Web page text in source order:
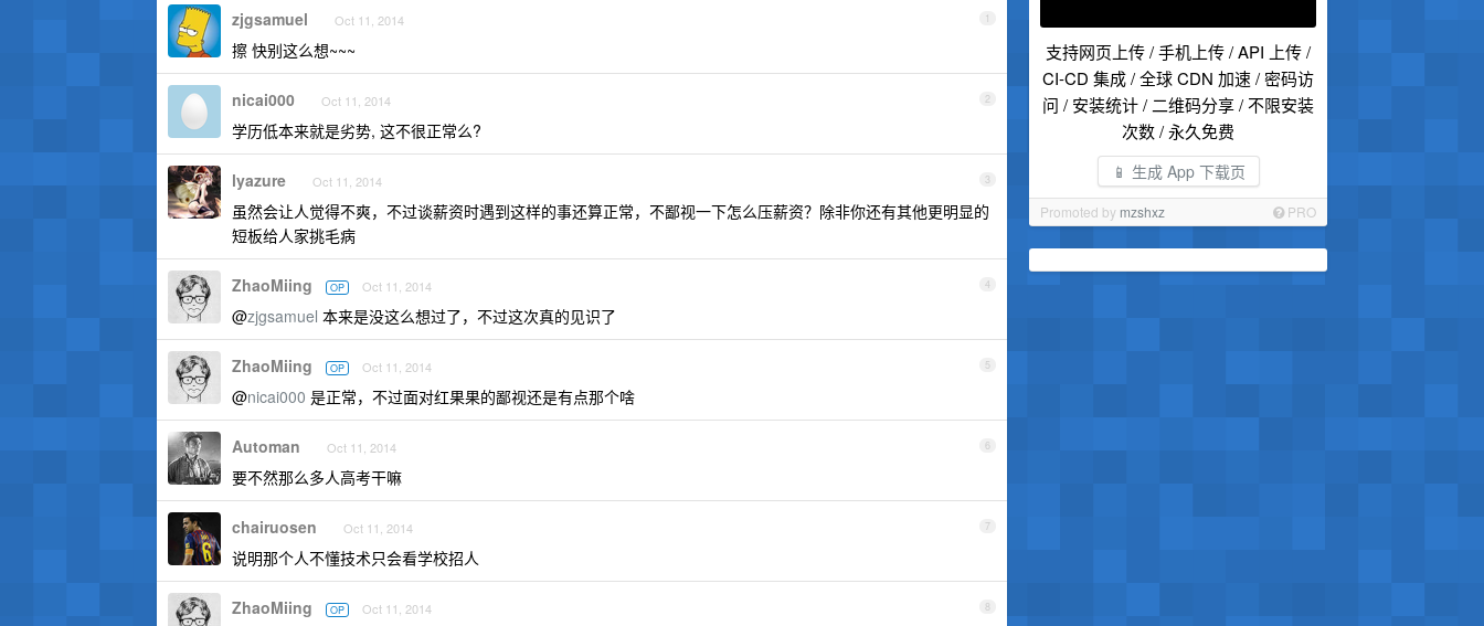
支持网页上传 / 手机上传 / API 上传 /
CI-CD 集成 / 全球 CDN 加速 / 密码访
问 / 安装统计 / 二维码分享 / 不限安装
次数 / 永久免费
📱 生成 App 下载页
Promoted by mzshxz PRO
1
zjgsamuel Oct 11, 2014
擦 快别这么想~~~
2
nicai000 Oct 11, 2014
学历低本来就是劣势, 这不很正常么?
3
lyazure Oct 11, 2014
虽然会让人觉得不爽，不过谈薪资时遇到这样的事还算正常，不鄙视一下怎么压薪资？除非你还有其他更明显的
短板给人家挑毛病
4
ZhaoMiing OP Oct 11, 2014
@zjgsamuel 本来是没这么想过了，不过这次真的见识了
5
ZhaoMiing OP Oct 11, 2014
@nicai000 是正常，不过面对红果果的鄙视还是有点那个啥
6
Automan Oct 11, 2014
要不然那么多人高考干嘛
7
chairuosen Oct 11, 2014
说明那个人不懂技术只会看学校招人
8
ZhaoMiing OP Oct 11, 2014